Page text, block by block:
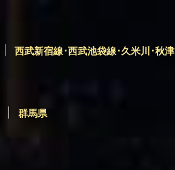
西武新宿線･西武池袋線･久米川･秋津
群馬県